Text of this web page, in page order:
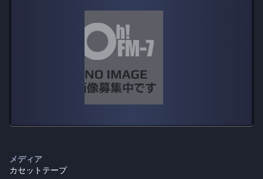
メディア
カセットテープ